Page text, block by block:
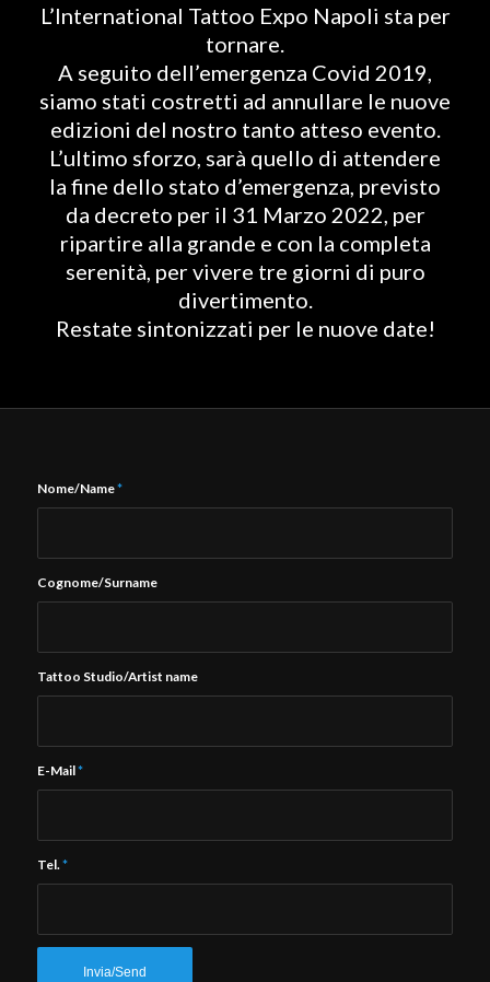
L’International Tattoo Expo Napoli sta per
tornare.
A seguito dell’emergenza Covid 2019,
siamo stati costretti ad annullare le nuove
edizioni del nostro tanto atteso evento.
L’ultimo sforzo, sarà quello di attendere
la fine dello stato d’emergenza, previsto
da decreto per il 31 Marzo 2022, per
ripartire alla grande e con la completa
serenità, per vivere tre giorni di puro
divertimento.
Restate sintonizzati per le nuove date!
Nome/Name*
Cognome/Surname
Tattoo Studio/Artist name
E-Mail*
Tel.*